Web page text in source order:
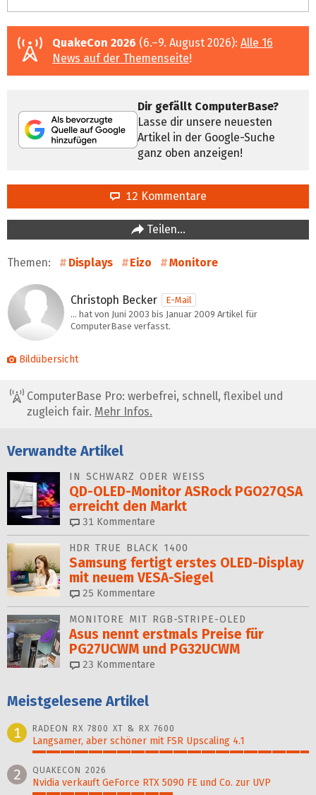
QuakeCon 2026 (6.–9. August 2026): Alle 16
News auf der Themenseite!
Dir gefällt ComputerBase?
Lasse dir unsere neuesten
Artikel in der Google-Suche
ganz oben anzeigen!
12 Kommentare
Teilen…
Themen: Displays Eizo Monitore
Christoph Becker
E-Mail
… hat von Juni 2003 bis Januar 2009 Artikel für
ComputerBase verfasst.
Bildübersicht
ComputerBase Pro: werbefrei, schnell, flexibel und
zugleich fair. Mehr Infos.
Verwandte Artikel
IN SCHWARZ ODER WEISS
QD-OLED-Monitor ASRock PGO27QSA
erreicht den Markt
31 Kommentare
HDR TRUE BLACK 1400
Samsung fertigt erstes OLED-Display
mit neuem VESA-Siegel
25 Kommentare
MONITORE MIT RGB-STRIPE-OLED
Asus nennt erstmals Preise für
PG27UCWM und PG32UCWM
23 Kommentare
Meistgelesene Artikel
1
RADEON RX 7800 XT & RX 7600
Langsamer, aber schöner mit FSR Upscaling 4.1
2 QUAKECON 2026
Nvidia verkauft GeForce RTX 5090 FE und Co. zur UVP